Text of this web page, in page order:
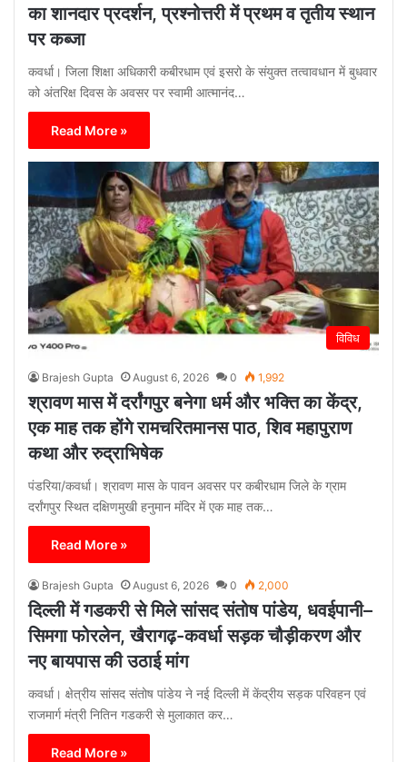
का शानदार प्रदर्शन, प्रश्नोत्तरी में प्रथम व तृतीय स्थान
पर कब्जा
कवर्धा। जिला शिक्षा अधिकारी कबीरधाम एवं इसरो के संयुक्त तत्वावधान में बुधवार
को अंतरिक्ष दिवस के अवसर पर स्वामी आत्मानंद…
Read More »
विविध
Brajesh Gupta August 6, 2026 0 1,992
श्रावण मास में दर्रांगपुर बनेगा धर्म और भक्ति का केंद्र,
एक माह तक होंगे रामचरितमानस पाठ, शिव महापुराण
कथा और रुद्राभिषेक
पंडरिया/कवर्धा। श्रावण मास के पावन अवसर पर कबीरधाम जिले के ग्राम
दर्रांगपुर स्थित दक्षिणमुखी हनुमान मंदिर में एक माह तक…
Read More »
Brajesh Gupta August 6, 2026 0 2,000
दिल्ली में गडकरी से मिले सांसद संतोष पांडेय, धवईपानी–
सिमगा फोरलेन, खैरागढ़-कवर्धा सड़क चौड़ीकरण और
नए बायपास की उठाई मांग
कवर्धा। क्षेत्रीय सांसद संतोष पांडेय ने नई दिल्ली में केंद्रीय सड़क परिवहन एवं
राजमार्ग मंत्री नितिन गडकरी से मुलाकात कर…
Read More »